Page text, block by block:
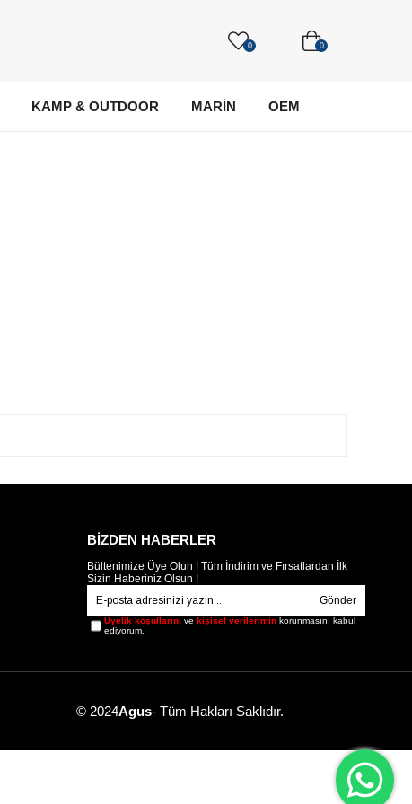
0 0
KAMP & OUTDOOR MARİN OEM
BİZDEN HABERLER
Bültenimize Üye Olun ! Tüm İndirim ve Fırsatlardan İlk
Sizin Haberiniz Olsun !
Gönder
Üyelik koşullarını ve kişisel verileriminkorunmasını kabul
ediyorum.
© 2024Agus- Tüm Hakları Saklıdır.